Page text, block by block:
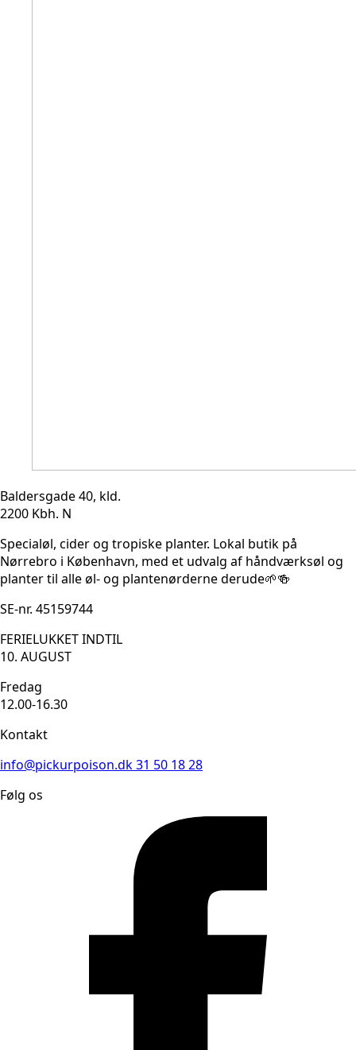
Baldersgade 40, kld.
2200 Kbh. N
Specialøl, cider og tropiske planter. Lokal butik på
Nørrebro i København, med et udvalg af håndværksøl og
planter til alle øl- og plantenørderne derude🌱🍻
SE-nr. 45159744
FERIELUKKET INDTIL
10. AUGUST
Fredag
12.00-16.30
Kontakt
info@pickurpoison.dk31 50 18 28
Følg os